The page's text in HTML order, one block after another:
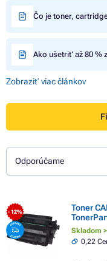
Čo je toner,
Ako ušetriť až 80 %
Zobraziť viac článkov
Odporúčame
- 12%
Toner
Skladom
0,22